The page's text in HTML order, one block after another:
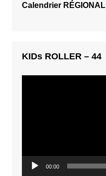
Calendrier RÉGIONAL
KIDs ROLLER – 44
00:00